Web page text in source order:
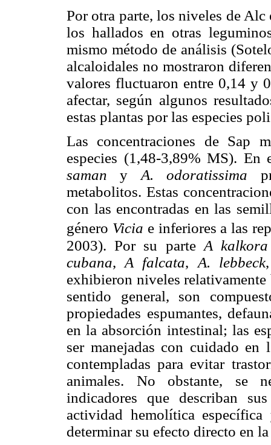
Por otra parte, los niveles de Alc
los hallados en otras
mismo método de análisis
alcaloidales no mostraron
valores fluctuaron entre 0,14 y
afectar, según algunos
estas plantas por las especies
Las concentraciones de Sap
especies (1,48-3,89% MS). En
saman y A. odoratissima
metabolitos. Estas
con las encontradas en las
género Vicia e inferiores a las
2003). Por su parte A kalkora
cubana,A falcata, A. lebbeck
exhibieron niveles relativamente
sentido general, son
propiedades espumantes,
en la absorción intestinal; las
ser manejadas con cuidado en
contempladas para evitar
animales. No obstante, se
indicadores que describan
actividad hemolítica
determinar su efecto directo en